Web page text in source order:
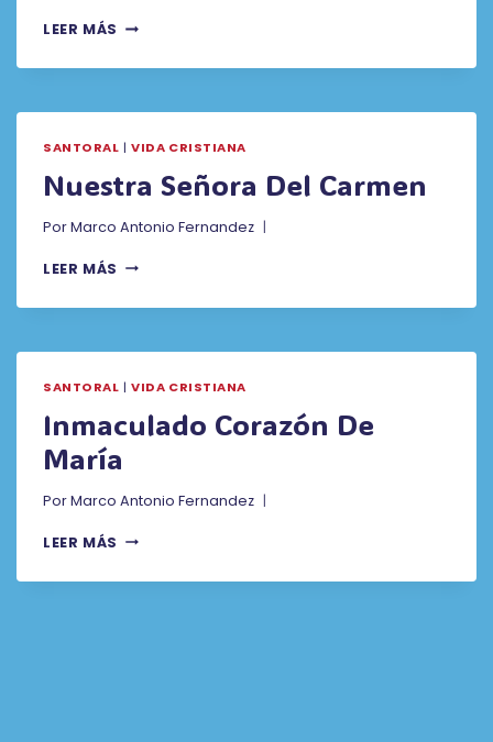
LEER MÁS LA
DEL
SANTORAL |VIDA CRISTIANA
Nuestra Señora Del Carmen
PorMarco Antonio Fernandez
LEER MÁS NUESTRA
DEL
SANTORAL |VIDA CRISTIANA
Inmaculado Corazón De
María
PorMarco Antonio Fernandez
LEER MÁS INMACULADO
DE